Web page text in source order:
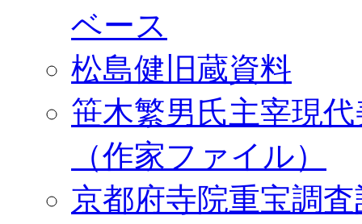
ベース
松島健旧蔵資料
笹木繁男氏主宰現
（作家ファイル）
京都府寺院重宝調